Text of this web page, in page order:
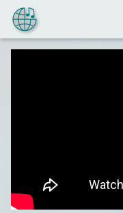
Pular para o conteúdo